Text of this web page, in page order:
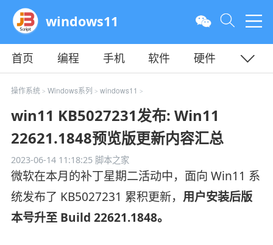
windows11
首页 编程 手机 软件
硬件
教程
平面 服务器
操作系统> Windows系列 > windows11 >
win11 KB5027231发布: Win11
22621.1848预览版更新内容汇总
2023-06-14 11:18:25脚本之家
微软在本月的补丁星期二活动中，面向 Win11 系
统发布了 KB5027231 累积更新， 用户安装后版
本号升至 Build 22621.1848。